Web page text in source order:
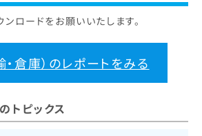
ロードをお願いいたします。
・倉庫）のレポートをみる
トピックス